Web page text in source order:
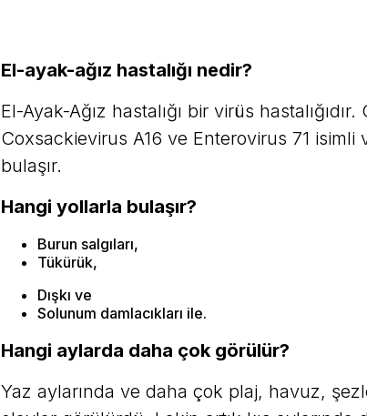
El-ayak-ağız hastalığı nedir?
El-Ayak-Ağız hastalığı bir virüs
Coxsackievirus A16 ve Enterovirus 71
bulaşır.
Hangi yollarla bulaşır?
Burun salgıları,
Tükürük,
Dışkı ve
Solunum damlacıkları ile.
Hangi aylarda daha çok görülür?
Yaz aylarında ve daha çok plaj, havuz,